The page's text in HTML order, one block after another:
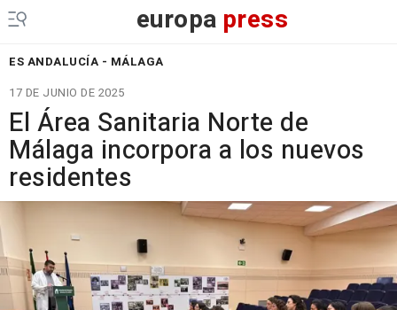
europa press
ES ANDALUCÍA - MÁLAGA
17 DE JUNIO DE 2025
El Área Sanitaria Norte de
Málaga incorpora a los nuevos
residentes